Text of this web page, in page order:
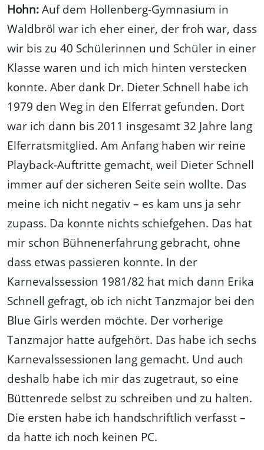
Hohn:Auf dem Hollenberg-Gymnasium in
Waldbröl war ich eher einer, der froh war, dass
wir bis zu 40 Schülerinnen und Schüler in einer
Klasse waren und ich mich hinten verstecken
konnte. Aber dank Dr. Dieter Schnell habe ich
1979 den Weg in den Elferrat gefunden. Dort
war ich dann bis 2011 insgesamt 32 Jahre lang
Elferratsmitglied. Am Anfang haben wir reine
Playback-Auftritte gemacht, weil Dieter Schnell
immer auf der sicheren Seite sein wollte. Das
meine ich nicht negativ – es kam uns ja sehr
zupass. Da konnte nichts schiefgehen. Das hat
mir schon Bühnenerfahrung gebracht, ohne
dass etwas passieren konnte. In der
Karnevalssession 1981/82 hat mich dann Erika
Schnell gefragt, ob ich nicht Tanzmajor bei den
Blue Girls werden möchte. Der vorherige
Tanzmajor hatte aufgehört. Das habe ich sechs
Karnevalssessionen lang gemacht. Und auch
deshalb habe ich mir das zugetraut, so eine
Büttenrede selbst zu schreiben und zu halten.
Die ersten habe ich handschriftlich verfasst –
da hatte ich noch keinen PC.